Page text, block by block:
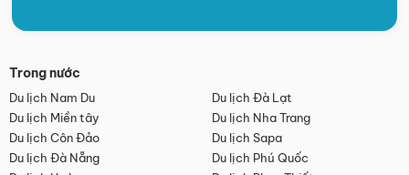
Trong nước
Du lịch Nam Du
Du lịch Đà Lạt
Du lịch Miền tây
Du lịch Nha Trang
Du lịch Côn Đảo
Du lịch Sapa
Du lịch Đà Nẵng
Du lịch Phú Quốc